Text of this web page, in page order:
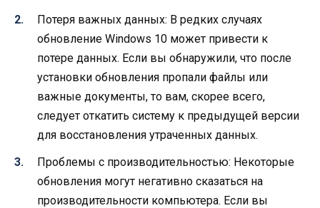
Потеря важных данных: В редких случаях
обновление Windows 10 может привести к
потере данных. Если вы обнаружили, что после
установки обновления пропали файлы или
важные документы, то вам, скорее всего,
следует откатить систему к предыдущей версии
для восстановления утраченных данных.
Проблемы с производительностью: Некоторые
обновления могут негативно сказаться на
производительности компьютера. Если вы